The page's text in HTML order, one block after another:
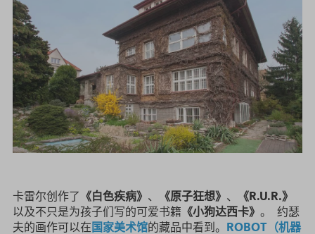
卡雷尔创作了 《白色疾病》 、 《原子狂想》 、 《R.U.R.》
以及不只是为孩子们写的可爱书籍 《小狗达西卡》 。 约瑟
夫的画作可以在国家美术馆的藏品中看到。 ROBOT（机器